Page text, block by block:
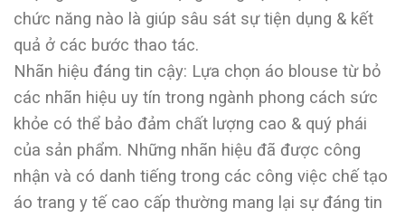
chức năng nào là giúp sâu sát sự tiện dụng & kết
quả ở các bước thao tác.
Nhãn hiệu đáng tin cậy: Lựa chọn áo blouse từ bỏ
các nhãn hiệu uy tín trong ngành phong cách sức
khỏe có thể bảo đảm chất lượng cao & quý phái
của sản phẩm. Những nhãn hiệu đã được công
nhận và có danh tiếng trong các công việc chế tạo
áo trang y tế cao cấp thường mang lại sự đáng tin